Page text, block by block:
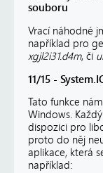
souboru
Vrací náhodné
například pro
xgjl2i31.d4m, či
11/15 -
Tato funkce
Windows.
dispozici pro
proto do něj
aplikace, která
například: